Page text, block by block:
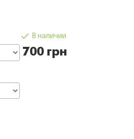
наборы
В наличии
700 грн